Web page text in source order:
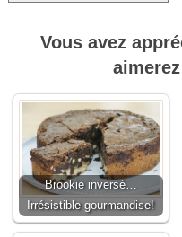
Vous avez
Brookie inversé…
Irrésistible gourmandise!